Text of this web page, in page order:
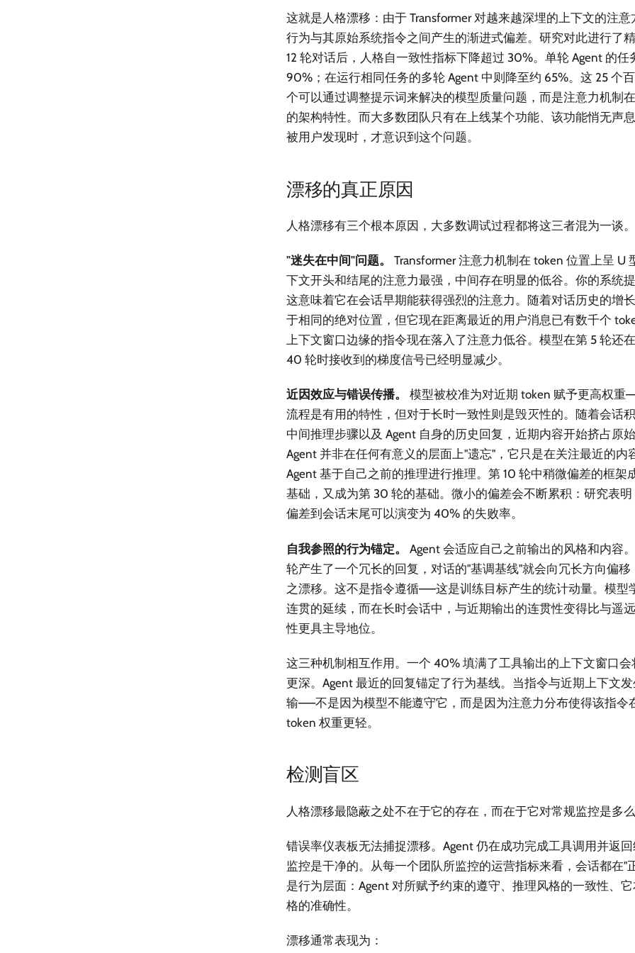
这就是人格漂移：由于 Transformer 对越来越深埋的上下文的注
行为与其原始系统指令之间产生的渐进式偏差。研究对此进行了
12 轮对话后，人格自一致性指标下降超过 30%。单轮 Agent 的任
90%；在运行相同任务的多轮 Agent 中则降至约 65%。这 25 个
个可以通过调整提示词来解决的模型质量问题，而是注意力机制
的架构特性。而大多数团队只有在上线某个功能、该功能悄无声
被用户发现时，才意识到这个问题。
漂移的真正原因
人格漂移有三个根本原因，大多数调试过程都将这三者混为一谈。
"迷失在中间"问题。
Transformer 注意力机制在 token 位置上呈 U
下文开头和结尾的注意力最强，中间存在明显的低谷。你的系统
这意味着它在会话早期能获得强烈的注意力。随着对话历史的增
于相同的绝对位置，但它现在距离最近的用户消息已有数千个
上下文窗口边缘的指令现在落入了注意力低谷。模型在第 5 轮还
40 轮时接收到的梯度信号已经明显减少。
近因效应与错误传播。
模型被校准为对近期 token 赋予更高权重
流程是有用的特性，但对于长时一致性则是毁灭性的。随着会话
中间推理步骤以及 Agent 自身的历史回复，近期内容开始挤占原
Agent 并非在任何有意义的层面上"遗忘"，它只是在关注最近的内
Agent 基于自己之前的推理进行推理。第 10 轮中稍微偏差的框架
基础，又成为第 30 轮的基础。微小的偏差会不断累积：研究表
偏差到会话末尾可以演变为 40% 的失败率。
自我参照的行为锚定。
Agent 会适应自己之前输出的风格和内容
轮产生了一个冗长的回复，对话的"基调基线"就会向冗长方向偏
之漂移。这不是指令遵循——这是训练目标产生的统计动量。模型
连贯的延续，而在长时会话中，与近期输出的连贯性变得比与遥
性更具主导地位。
这三种机制相互作用。一个 40% 填满了工具输出的上下文窗口
更深。Agent 最近的回复锚定了行为基线。当指令与近期上下文
输——不是因为模型不能遵守它，而是因为注意力分布使得该指令
token 权重更轻。
检测盲区
人格漂移最隐蔽之处不在于它的存在，而在于它对常规监控是多
错误率仪表板无法捕捉漂移。Agent 仍在成功完成工具调用并返
监控是干净的。从每一个团队所监控的运营指标来看，会话都在"
是行为层面：Agent 对所赋予约束的遵守、推理风格的一致性、
格的准确性。
漂移通常表现为：